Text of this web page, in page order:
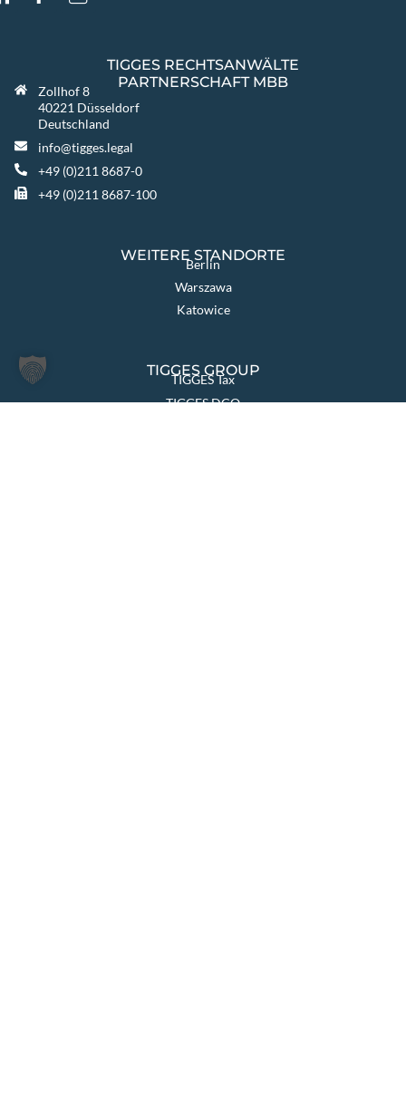
TIGGES RECHTSANWÄLTE
PARTNERSCHAFT MBB
Zollhof 8
40221 Düsseldorf
Deutschland
info@tigges.legal
+49 (0)211 8687-0
+49 (0)211 8687-100
WEITERE STANDORTE
Berlin
Warszawa
Katowice
TIGGES GROUP
TIGGES Tax
TIGGES DCO